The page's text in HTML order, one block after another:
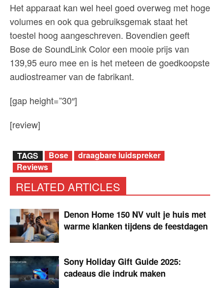
Het apparaat kan wel heel goed overweg met hoge
volumes en ook qua gebruiksgemak staat het
toestel hoog aangeschreven. Bovendien geeft
Bose de SoundLink Color een mooie prijs van
139,95 euro mee en is het meteen de goedkoopste
audiostreamer van de fabrikant.
[gap height=”30″]
[review]
TAGS Bose
draagbare luidspreker
Reviews
RELATED ARTICLES
Denon Home 150 NV vult je huis met
warme klanken tijdens de feestdagen
Sony Holiday Gift Guide 2025:
cadeaus die indruk maken